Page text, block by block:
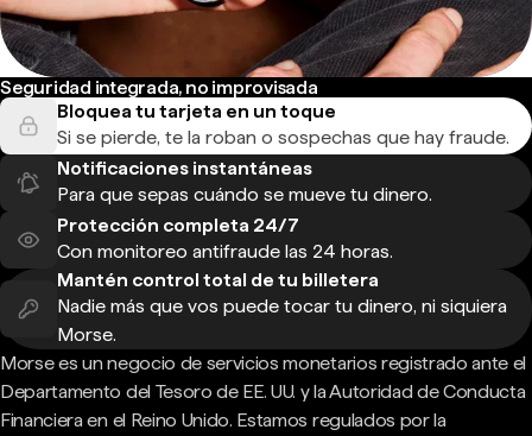
Seguridad integrada, no improvisada
Bloquea tu tarjeta en un toque
Si se pierde, te la roban o sospechas que hay fraude.
Notificaciones instantáneas
Para que sepas cuándo se mueve tu dinero.
Protección completa 24/7
Con monitoreo antifraude las 24 horas.
Mantén control total de tu billetera
Nadie más que vos puede tocar tu dinero, ni siquiera
Morse.
Morse es un negocio de servicios monetarios registrado ante el
Departamento del Tesoro de EE. UU. y la Autoridad de Conducta
Financiera en el Reino Unido. Estamos regulados por la